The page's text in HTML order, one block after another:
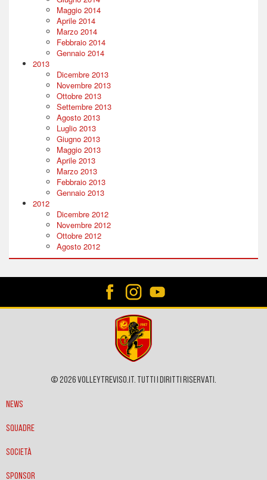
Maggio 2014
Aprile 2014
Marzo 2014
Febbraio 2014
Gennaio 2014
2013
Dicembre 2013
Novembre 2013
Ottobre 2013
Settembre 2013
Agosto 2013
Luglio 2013
Giugno 2013
Maggio 2013
Aprile 2013
Marzo 2013
Febbraio 2013
Gennaio 2013
2012
Dicembre 2012
Novembre 2012
Ottobre 2012
Agosto 2012
© 2026 VOLLEYTREVISO.IT. Tutti i diritti riservati.
News
Squadre
Società
Sponsor